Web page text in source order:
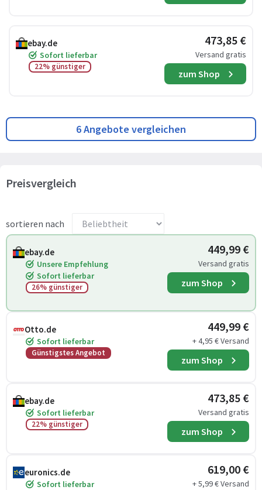
ebay.de
Sofort lieferbar
22% günstiger
473,85 €
Versand gratis
zum Shop
6 Angebote vergleichen
Preisvergleich
sortieren nach
ebay.de
Unsere Empfehlung
Sofort lieferbar
26% günstiger
449,99 €
Versand gratis
zum Shop
Otto.de
Sofort lieferbar
Günstigstes Angebot
449,99 €
+ 4,95 € Versand
zum Shop
ebay.de
Sofort lieferbar
22% günstiger
473,85 €
Versand gratis
zum Shop
euronics.de
Sofort lieferbar
619,00 €
+ 5,99 € Versand